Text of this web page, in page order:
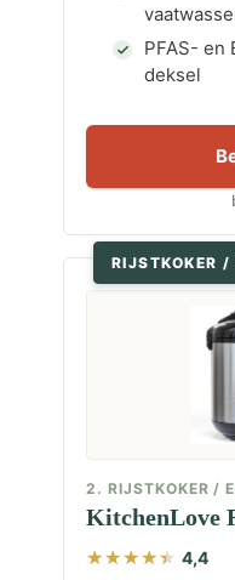
PFAS- en
deksel
RIJSTKOKER /
2. RIJSTKOKER /
KitchenLove
4,4